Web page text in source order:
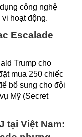
công nghệ
hoạt động.
Escalade
Trump cho
mua 250 chiếc
bổ sung cho đội
Mỹ (Secret
tại Việt Nam: